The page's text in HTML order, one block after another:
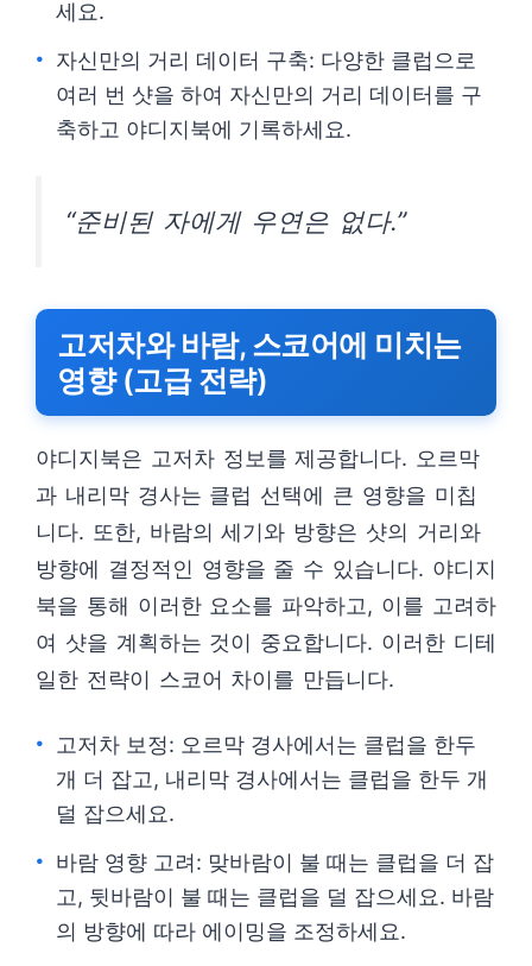
세요.
자신만의 거리 데이터 구축: 다양한 클럽으로
여러 번 샷을 하여 자신만의 거리 데이터를 구
축하고 야디지북에 기록하세요.
“준비된 자에게 우연은 없다.”
고저차와 바람, 스코어에 미치는
영향 (고급 전략)
야디지북은 고저차 정보를 제공합니다. 오르막
과 내리막 경사는 클럽 선택에 큰 영향을 미칩
니다. 또한, 바람의 세기와 방향은 샷의 거리와
방향에 결정적인 영향을 줄 수 있습니다. 야디지
북을 통해 이러한 요소를 파악하고, 이를 고려하
여 샷을 계획하는 것이 중요합니다. 이러한 디테
일한 전략이 스코어 차이를 만듭니다.
고저차 보정: 오르막 경사에서는 클럽을 한두
개 더 잡고, 내리막 경사에서는 클럽을 한두 개
덜 잡으세요.
바람 영향 고려: 맞바람이 불 때는 클럽을 더 잡
고, 뒷바람이 불 때는 클럽을 덜 잡으세요. 바람
의 방향에 따라 에이밍을 조정하세요.